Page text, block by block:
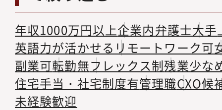
年収1000万円以上企業内弁護士大手
英語力が活かせる リモートワーク可
副業可転勤無フレックス制残業少な
住宅手当・社宅制度有管理職CXO候
未経験歓迎